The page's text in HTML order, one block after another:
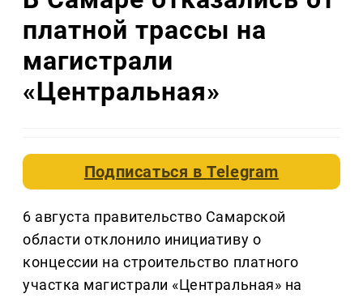
платной трассы на
магистрали
«Центральная»
Подписаться вTelegram
6 августа правительство Самарской
области отклонило инициативу о
концессии на строительство платного
участка магистрали «Центральная» на